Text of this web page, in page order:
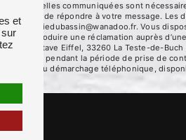
personnelles communiquées sont
le seul but de répondre à votre message.
menuiseriedubassin@wanadoo.fr. Vous
d’introduire une réclamation auprès
Av. Gustave Eiffel, 33260 La Teste-de-
données pendant la période de prise de
au démarchage téléphonique,
et